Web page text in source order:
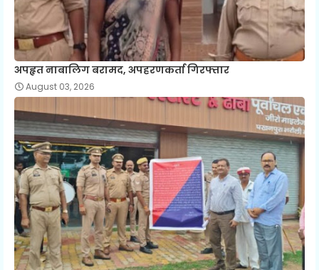
अपहृत नाबालिग बरामद, अपहरणकर्ता गिरफ्तार
August 03, 2026